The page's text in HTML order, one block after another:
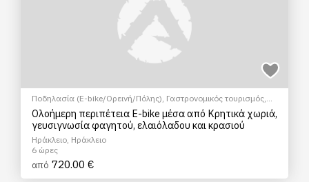
Ποδηλασία (E-bike/Ορεινή/Πόλης), Γαστρονομικός τουρισμός,
Γευσιγνωσία ελαιολάδου
Γευσιγνωσία κρασιού , EcoΠεριηγήση ,
Ξεναγήσεις/Αξιοθέατα
Ολοήμερη περιπέτεια E-bike μέσα από Κρητικά χωριά,
γευσιγνωσία φαγητού, ελαιόλαδου και κρασιού
Ηράκλειο, Ηράκλειο
6 ώρες
από 720.00 €